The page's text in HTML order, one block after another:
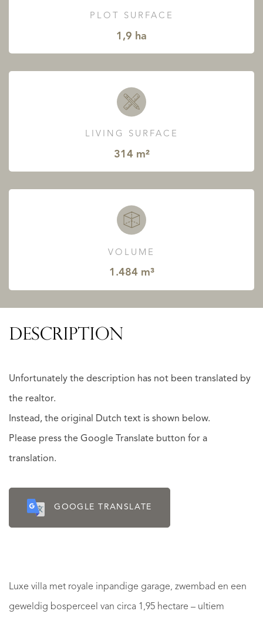
PLOT SURFACE
1,9 ha
LIVING SURFACE
314 m²
VOLUME
1.484 m³
DESCRIPTION
Unfortunately the description has not been translated by
the realtor.
Instead, the original Dutch text is shown below.
Please press the Google Translate button for a
translation.
GOOGLE TRANSLATE
Luxe villa met royale inpandige garage, zwembad en een
geweldig bosperceel van circa 1,95 hectare – ultiem